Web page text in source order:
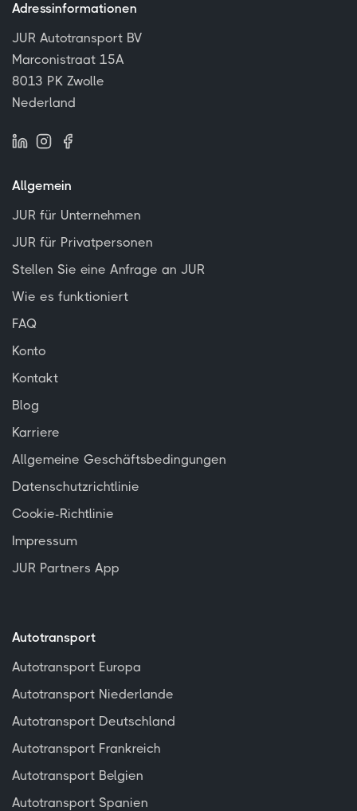
Adressinformationen
JUR Autotransport BV
Marconistraat 15A
8013 PK Zwolle
Nederland
Allgemein
JUR für Unternehmen
JUR für Privatpersonen
Stellen Sie eine Anfrage an JUR
Wie es funktioniert
FAQ
Konto
Kontakt
Blog
Karriere
Allgemeine Geschäftsbedingungen
Datenschutzrichtlinie
Cookie-Richtlinie
Impressum
JUR Partners App
Autotransport
Autotransport Europa
Autotransport Niederlande
Autotransport Deutschland
Autotransport Frankreich
Autotransport Belgien
Autotransport Spanien